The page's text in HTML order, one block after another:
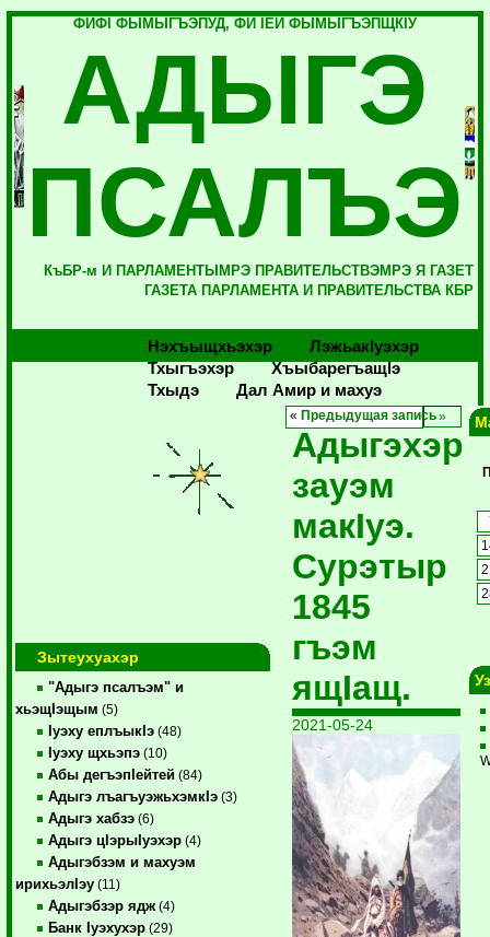
ФИФI ФЫМЫГЪЭПУД, ФИ IЕЙ ФЫМЫГЪЭПЩКIУ
АДЫГЭ
ПСАЛЪЭ
КъБР-м И ПАРЛАМЕНТЫМРЭ ПРАВИТЕЛЬСТВЭМРЭ Я ГАЗЕТ
ГАЗЕТА ПАРЛАМЕНТА И ПРАВИТЕЛЬСТВА КБР
Нэхъыщхьэхэр
Лэжьакlуэхэр
Тхыгъэхэр
Хъыбарегъащlэ
Тхыдэ
Дал Амир и махуэ
Зытеухуахэр
"Адыгэ псалъэм" и
хьэщIэщым (5)
Iуэху еплъыкIэ (48)
Iуэху щхьэпэ (10)
Абы дегъэпIейтей (84)
Адыгэ лъагъуэжьхэмкIэ (3)
Адыгэ хабзэ (6)
Адыгэ цIэрыIуэхэр (4)
Адыгэбзэм и махуэм
ирихьэлIэу (11)
Адыгэбзэр ядж (4)
Банк Iуэхухэр (29)
« Предыдущая запись
Адыгэхэр
зауэм
макIуэ.
Сурэтыр
1845
гъэм
ящIащ.
2021-05-24